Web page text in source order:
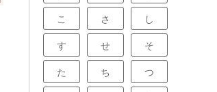
こ さ し
す せ そ
た ち つ